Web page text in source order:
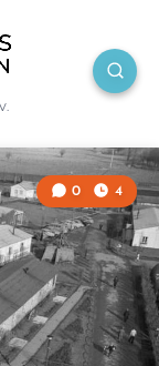
0 4